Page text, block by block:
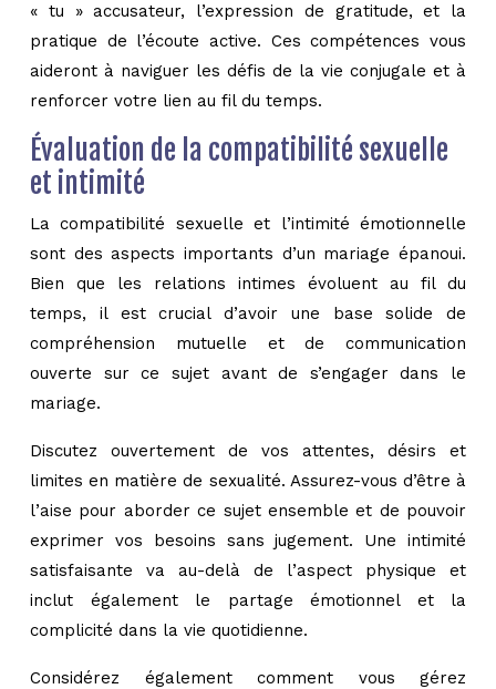
« tu » accusateur, l’expression de gratitude, et la
pratique de l’écoute active. Ces compétences vous
aideront à naviguer les défis de la vie conjugale et à
renforcer votre lien au fil du temps.
Évaluation de la compatibilité sexuelle
et intimité
La compatibilité sexuelle et l’intimité émotionnelle
sont des aspects importants d’un mariage épanoui.
Bien que les relations intimes évoluent au fil du
temps, il est crucial d’avoir une base solide de
compréhension mutuelle et de communication
ouverte sur ce sujet avant de s’engager dans le
mariage.
Discutez ouvertement de vos attentes, désirs et
limites en matière de sexualité. Assurez-vous d’être à
l’aise pour aborder ce sujet ensemble et de pouvoir
exprimer vos besoins sans jugement. Une intimité
satisfaisante va au-delà de l’aspect physique et
inclut également le partage émotionnel et la
complicité dans la vie quotidienne.
Considérez également comment vous gérez